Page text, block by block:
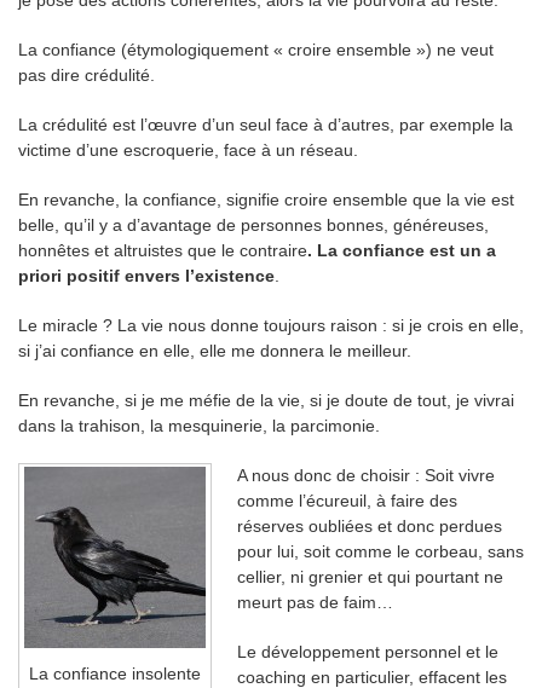
La confiance (étymologiquement « croire ensemble ») ne veut
pas dire crédulité.
La crédulité est l’œuvre d’un seul face à d’autres, par exemple la
victime d’une escroquerie, face à un réseau.
En revanche, la confiance, signifie croire ensemble que la vie est
belle, qu’il y a d’avantage de personnes bonnes, généreuses,
honnêtes et altruistes que le contraire. La confiance est un a
priori positif envers l’existence
Le miracle ? La vie nous donne toujours raison : si je crois en elle,
si j’ai confiance en elle, elle me donnera le meilleur.
En revanche, si je me méfie de la vie, si je doute de tout, je vivrai
dans la trahison, la mesquinerie, la parcimonie.
La confiance insolente
A nous donc de choisir : Soit vivre
comme l’écureuil, à faire des
réserves oubliées et donc perdues
pour lui, soit comme le corbeau, sans
cellier, ni grenier et qui pourtant ne
meurt pas de faim…
Le développement personnel et le
coaching en particulier, effacent les